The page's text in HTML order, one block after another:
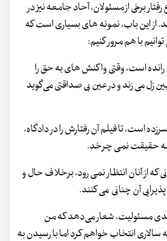
برخی از مسئولان، آحاد جامعه نیز در
از این باب، نمونه های بسیاری است که
توانیم با هم مرور کنیم:
رانده است، وقتی واکنش های به حق را
زل می زند و در عین بی صداقتی می‌گوید
است، تا فیلم آن رفتارش را در دادگاه،
به حقیقت نمی چرخد.
که از آنان انتظار نمی رود، برخلاف حال و
آن چنانی می کنند.
مسئولیت، شعار می‌دهد که من
سالاری انتخاب خواهم کرد اما با رسیدن به